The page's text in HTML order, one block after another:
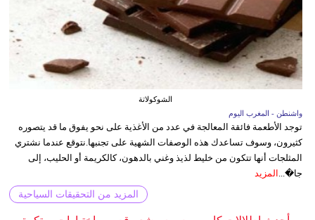
الشوكولاتة
واشنطن - المغرب اليوم
توجد الأطعمة فائقة المعالجة في عدد من الأغذية على نحو يفوق ما قد يتصوره
كثيرون، وسوف تساعدك هذه الوصفات الشهية على تجنبها.نتوقع عندما نشتري
المثلجات أنها تتكون من خليط لذيذ وغني بالدهون، كالكريمة أو الحليب، إلى
جا�...
المزيد
المزيد من التحقيقات السياحية